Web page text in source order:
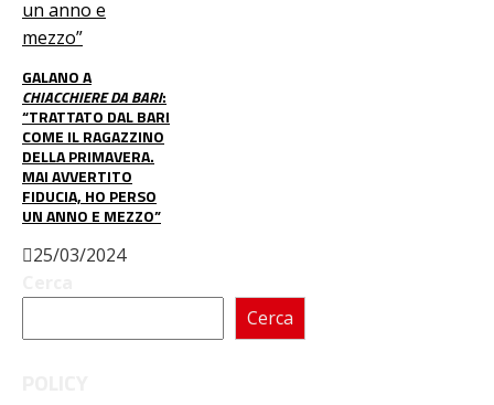
GALANO A
CHIACCHIERE DA BARI:
“TRATTATO DAL BARI
COME IL RAGAZZINO
DELLA PRIMAVERA.
MAI AVVERTITO
FIDUCIA, HO PERSO
UN ANNO E MEZZO”
25/03/2024
Cerca